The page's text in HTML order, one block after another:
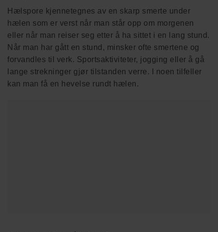
Hælspore kjennetegnes av en skarp smerte under
hælen som er verst når man står opp om morgenen
eller når man reiser seg etter å ha sittet i en lang stund.
Når man har gått en stund, minsker ofte smertene og
forvandles til verk. Sportsaktiviteter, jogging eller å gå
lange strekninger gjør tilstanden verre. I noen tilfeller
kan man få en hevelse rundt hælen.